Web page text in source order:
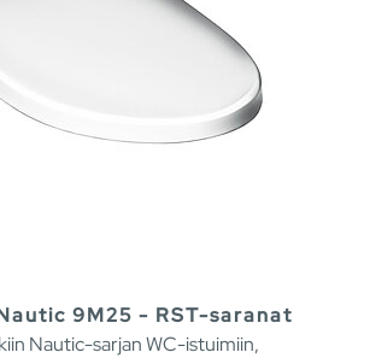
9M25 - RST-saranat
Nautic-sarjan WC-istuimiin,